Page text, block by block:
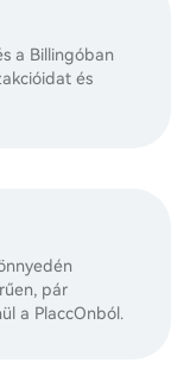
a Billingóban
és
pár
a PlaccOnból.